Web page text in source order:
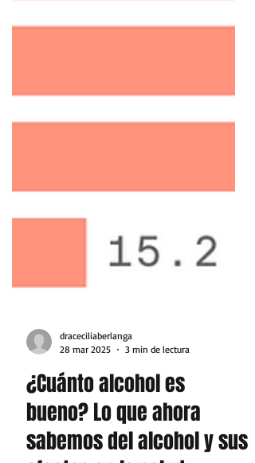
draceciliaberlanga
28 mar 2025
3 min de lectura